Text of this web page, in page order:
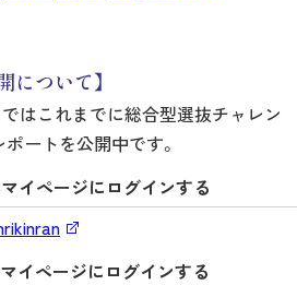
について】
はこれまでに総合型選抜チャレン
ートを公開中です。
イページにログインする
イページにログインする